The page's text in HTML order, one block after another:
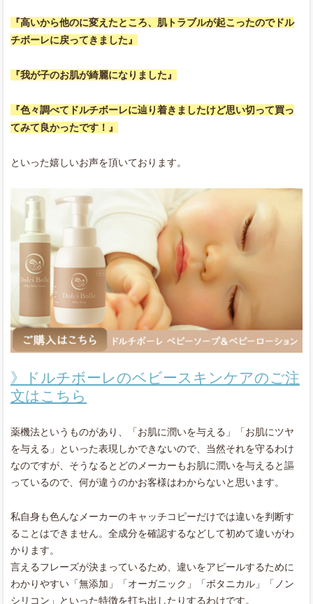
『高いから他のに変えたところ、肌トラブルが起こったのでドル
チボーレに戻ってきました』
『我が子のお肌が綺麗になりました』
『色々調べてドルチボーレに辿り着きましたけど思い切って買っ
てみて良かったです！』
といった嬉しいお声を頂いております。
》ドルチボーレのベビースキンケアのご注
文はこちら
薬機法というものがあり、「お肌に潤いを与える」「お肌にツヤ
を与える」といった表現しかできないので、当然それを守るわけ
なのですが、そうなるとどのメーカーもお肌に潤いを与えると謳
っているので、何が違うのかお客様はわからないと思います。
私自身も色んなメーカーのキャッチコピーだけでは違いを判断す
ることはできません。全成分を確認するなどして初めて違いがわ
かります。
言えるフレーズが決まっているため、違いをアピールするために
わかりやすい「無添加」「オーガニック」「ボタニカル」「ノン
シリコン」といった特徴を打ち出したりするわけです。